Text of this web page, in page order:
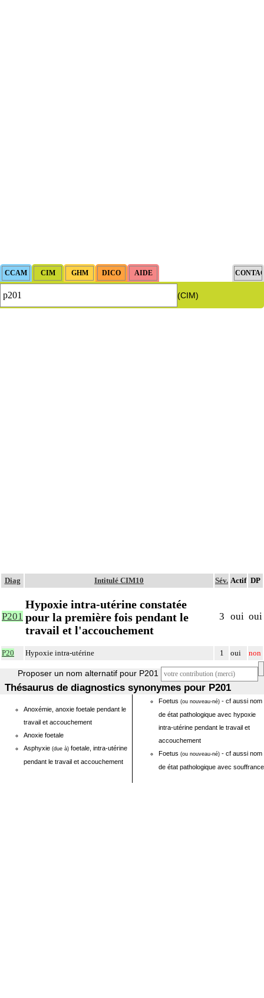
(CIM)
Diag Intitulé CIM10 Sév. Actif DP
P201
Hypoxie intra-utérine constatée
pour la première fois pendant le
travail et l'accouchement
3 oui oui
P20 Hypoxie intra-utérine 1 oui non
Proposer un nom alternatif pour P201
Thésaurus de diagnostics synonymes pour P201
Anoxémie, anoxie foetale pendant le
travail et accouchement
Anoxie foetale
Asphyxie (due à) foetale, intra-utérine
pendant le travail et accouchement
Foetus (ou nouveau-né) - cf aussi nom
de état pathologique avec hypoxie
intra-utérine pendant le travail et
accouchement
Foetus (ou nouveau-né) - cf aussi nom
de état pathologique avec souffrance